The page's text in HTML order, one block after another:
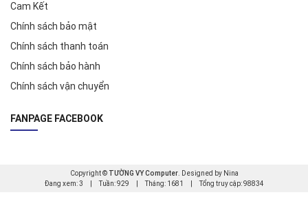
Cam Kết
Chính sách bảo mật
Chính sách thanh toán
Chính sách bảo hành
Chính sách vận chuyển
FANPAGE FACEBOOK
Copyright © TƯỜNG VY Computer. Designed by Nina
Đang xem: 3
Tuần: 929 Tháng: 1681 Tổng truy cập: 98834